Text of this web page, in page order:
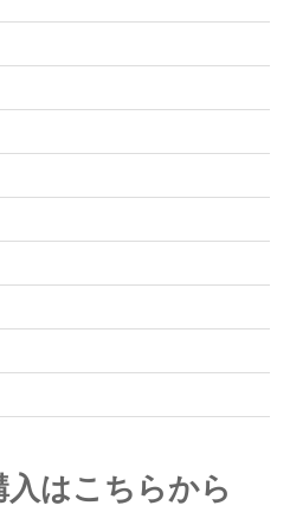
入はこちらから